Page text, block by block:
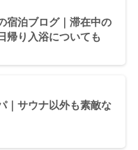
宿泊ブログ｜滞在中の
帰り入浴についても
｜サウナ以外も素敵な